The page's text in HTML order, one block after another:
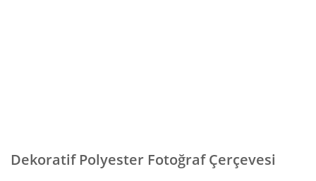
Dekoratif Polyester Fotoğraf Çerçevesi